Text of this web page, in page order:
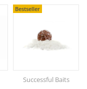
Bestseller
Successful Baits